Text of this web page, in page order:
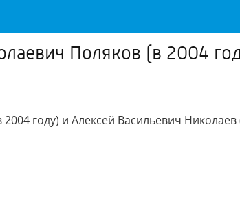
Поляков (в 2004
году) и Алексей Васильевич